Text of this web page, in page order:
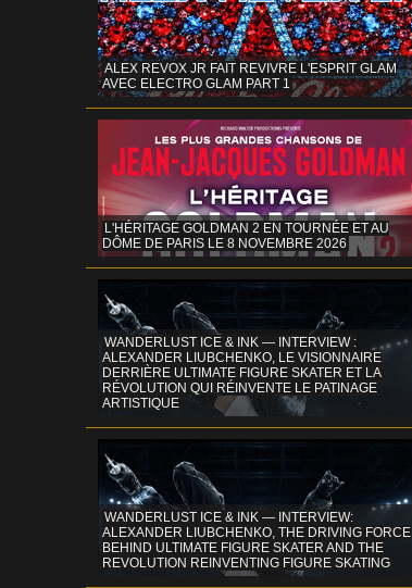
ALEX REVOX JR FAIT REVIVRE L'ESPRIT GLAM
AVEC ELECTRO GLAM PART 1
L'HÉRITAGE GOLDMAN 2 EN TOURNÉE ET AU
DÔME DE PARIS LE 8 NOVEMBRE 2026
WANDERLUST ICE & INK — INTERVIEW :
ALEXANDER LIUBCHENKO, LE VISIONNAIRE
DERRIÈRE ULTIMATE FIGURE SKATER ET LA
RÉVOLUTION QUI RÉINVENTE LE PATINAGE
ARTISTIQUE
WANDERLUST ICE & INK — INTERVIEW:
ALEXANDER LIUBCHENKO, THE DRIVING FORCE
BEHIND ULTIMATE FIGURE SKATER AND THE
REVOLUTION REINVENTING FIGURE SKATING